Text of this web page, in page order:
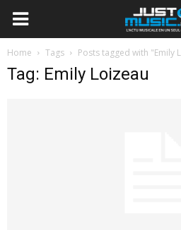
Home Tags Posts tagged with "Emily
Tag: Emily Loizeau